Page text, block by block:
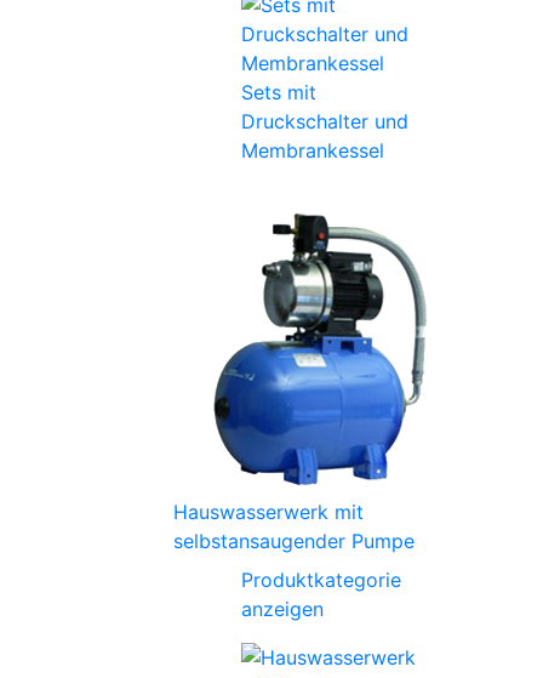
Sets mit
Druckschalter und
Membrankessel
Hauswasserwerk mit
selbstansaugender Pumpe
Produktkategorie
anzeigen